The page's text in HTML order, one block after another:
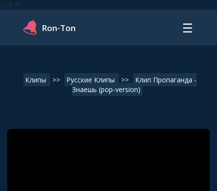
32]) ?>
Ron-Ton ☰
Клипы >> Русские Клипы >>
Клип Пропаганда -
Знаешь (pop-version)